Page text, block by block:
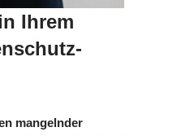
Ihrem
mangelnder